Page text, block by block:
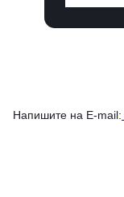
Напишите на E-mail: